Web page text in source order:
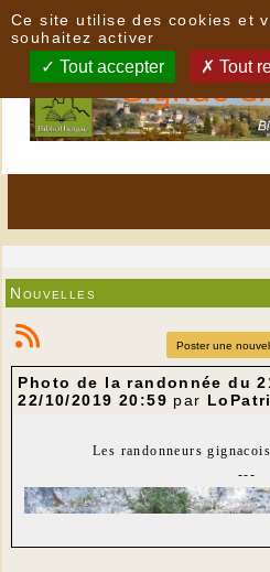
Nouvelles
Poster une
Photo de la randonnée du
22/10/2019 20:59 par
Les randonneurs
---
Ce site utilise des cookies et
souhaitez activer
Tout accepter Tout